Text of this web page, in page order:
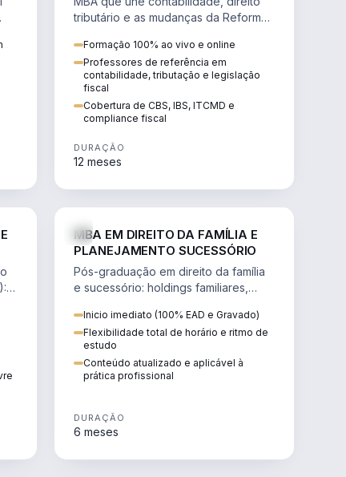
tributário e as mudanças da Reforma
estratégica no novo cenário.
Formação 100% ao vivo e online
Professores de referência em
contabilidade, tributação e legislação
fiscal
Cobertura de CBS, IBS, ITCMD e
compliance fiscal
DURAÇÃO
12 meses
MBA EM DIREITO DA FAMÍLIA E
PLANEJAMENTO SUCESSÓRIO
Pós-graduação em direito da família
e sucessório: holdings familiares,
tributação da sucessão.
Inicio imediato (100% EAD e Gravado)
Flexibilidade total de horário e ritmo de
estudo
Conteúdo atualizado e aplicável à
prática profissional
DURAÇÃO
6 meses